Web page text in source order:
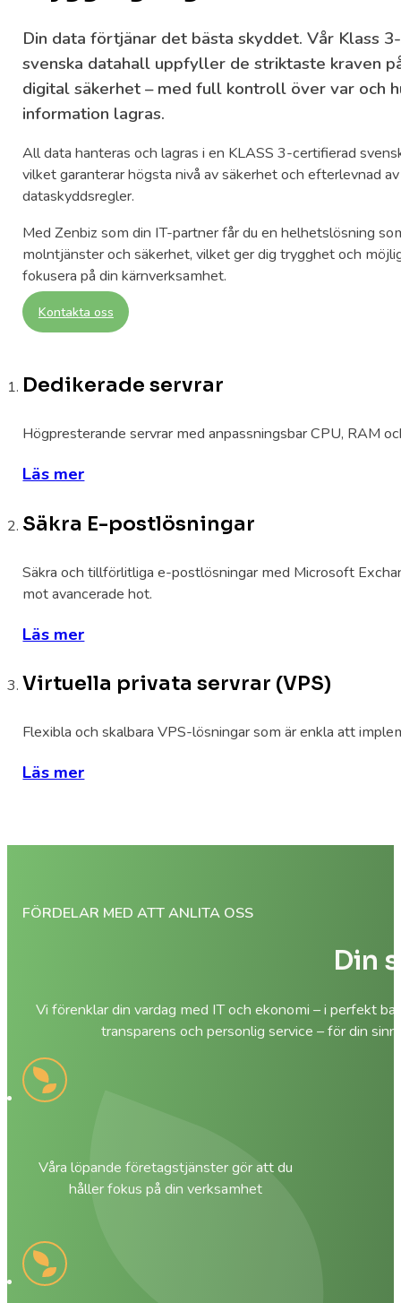
Din data förtjänar det bästa skyddet. Vår Klass
svenska datahall uppfyller de striktaste kraven
digital säkerhet – med full kontroll över var och
information lagras.
All data hanteras och lagras i en KLASS 3-certifierad
vilket garanterar högsta nivå av säkerhet och efterlevnad
dataskyddsregler.​
Med Zenbiz som din IT-partner får du en helhetslösning
molntjänster och säkerhet, vilket ger dig trygghet och
fokusera på din kärnverksamhet.
Kontakta oss
Dedikerade servrar
Högpresterande servrar med anpassningsbar CPU, RAM
Läs mer
Säkra E-postlösningar
Säkra och tillförlitliga e-postlösningar med Microsoft
mot avancerade hot.
Läs mer
Virtuella privata servrar (VPS)
Flexibla och skalbara VPS-lösningar som är enkla att
Läs mer
FÖRDELAR MED ATT ANLITA OSS
Din
Vi förenklar din vardag med IT och ekonomi – i perfekt
transparens och personlig service – för din
Våra löpande företagstjänster gör att du
håller fokus på din verksamhet